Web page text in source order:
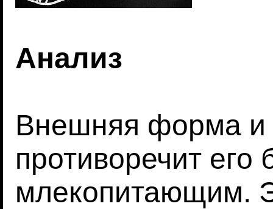
Анализ
Внешняя форма и
противоречит его
млекопитающим.